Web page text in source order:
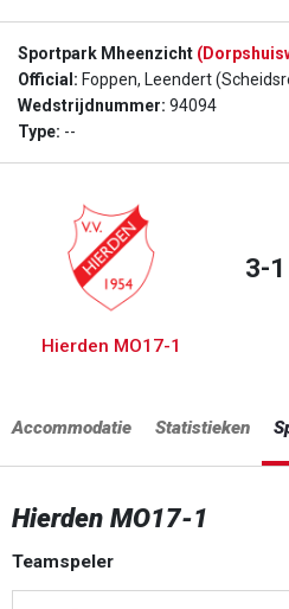
Sportpark Mheenzicht
Official: Foppen, Leendert
Wedstrijdnummer: 94094
Type: --
Hierden MO17-1
3-1
Accommodatie Statistieken
Hierden MO17-1
Teamspeler